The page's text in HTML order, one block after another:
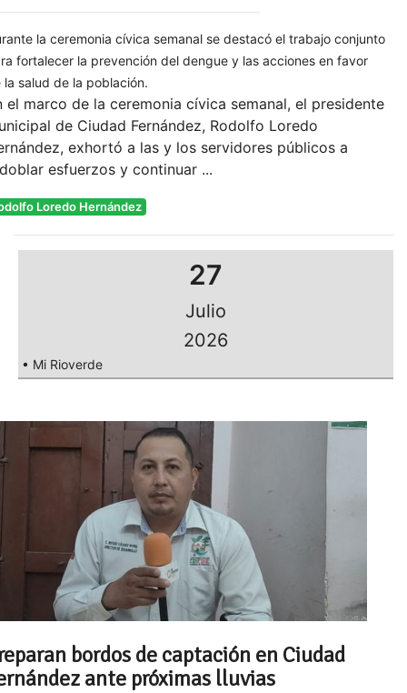
la ceremonia cívica semanal se destacó el trabajo conjunto
fortalecer la prevención del dengue y las acciones en favor
la salud de la población.
el marco de la ceremonia cívica semanal, el presidente
de Ciudad Fernández, Rodolfo Loredo
exhortó a las y los servidores públicos a
esfuerzos y continuar ...
Loredo Hernández
27
Julio
2026
• Mi Rioverde
bordos de captación en Ciudad
ante próximas lluvias